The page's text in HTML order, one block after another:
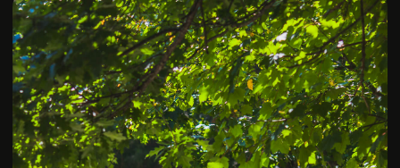
медицину, Традиционную Китайскую
медицину и медицинскую
кинезиологию в единой системе.
Забронировать